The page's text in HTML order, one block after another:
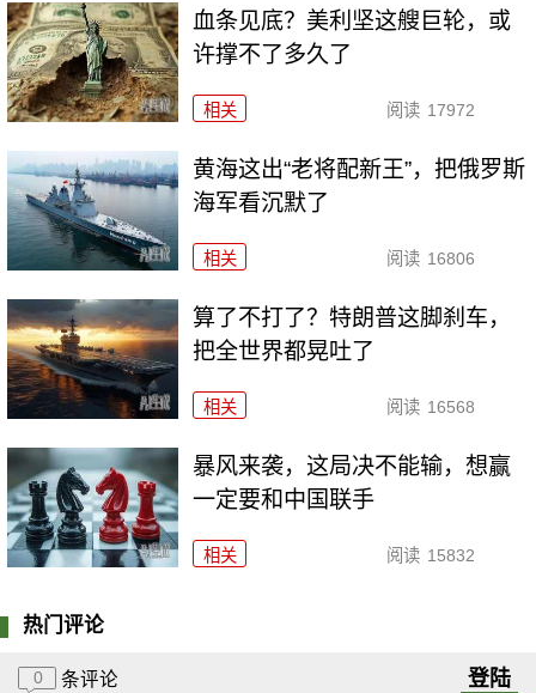
血条见底？美利坚这艘巨轮，或
许撑不了多久了
相关 阅读 17972
黄海这出“老将配新王”，把俄罗斯
海军看沉默了
相关 阅读 16806
算了不打了？特朗普这脚刹车，
把全世界都晃吐了
相关 阅读 16568
暴风来袭，这局决不能输，想赢
一定要和中国联手
相关 阅读 15832
热门评论
0 条评论 登陆